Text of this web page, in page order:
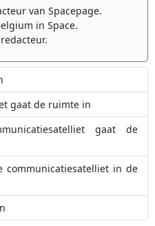
van Spacepage.
in Space.
gaat de ruimte in
gaat de
communicatiesatelliet in de